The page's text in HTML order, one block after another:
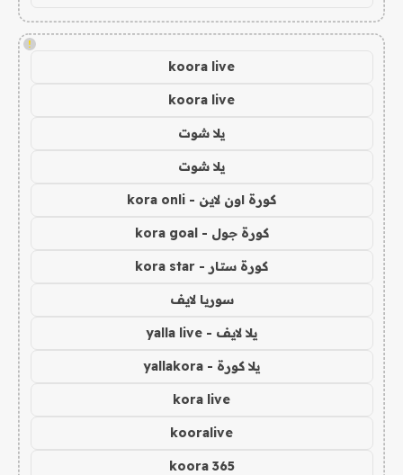
!
koora live
koora live
يلا شوت
يلا شوت
كورة اون لاين - kora onli
كورة جول - kora goal
كورة ستار - kora star
سوريا لايف
يلا لايف - yalla live
يلا كورة - yallakora
kora live
kooralive
koora 365